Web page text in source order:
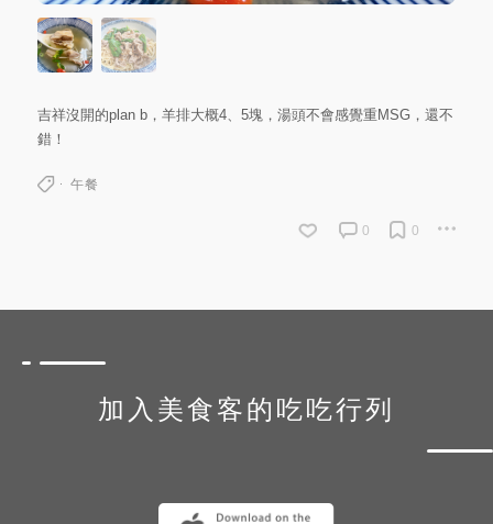
吉祥沒開的plan b，羊排大概4、5塊，湯頭不會感覺重MSG，還不
錯！
午餐
0 0
加入美食客的吃吃行列